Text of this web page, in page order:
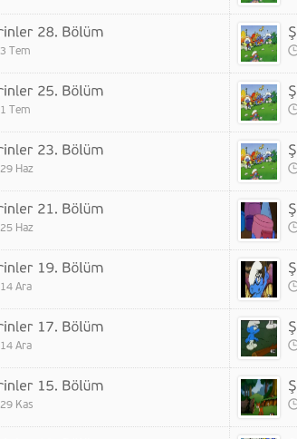
3 Tem
1 Tem
29 Haz
25 Haz
14 Ara
14 Ara
29 Kas